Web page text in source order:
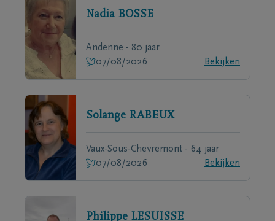
Nadia BOSSE
Andenne - 80 jaar
07/08/2026
Bekijken
Solange RABEUX
Vaux-Sous-Chevremont - 64 jaar
07/08/2026
Bekijken
Philippe LESUISSE